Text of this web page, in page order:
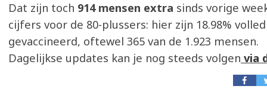
Dat zijn toch 914 mensen extra sinds vorige
cijfers voor de 80-plussers: hier zijn 18.98%
gevaccineerd, oftewel 365 van de 1.923 mensen.
Dagelijkse updates kan je nog steeds volgen via